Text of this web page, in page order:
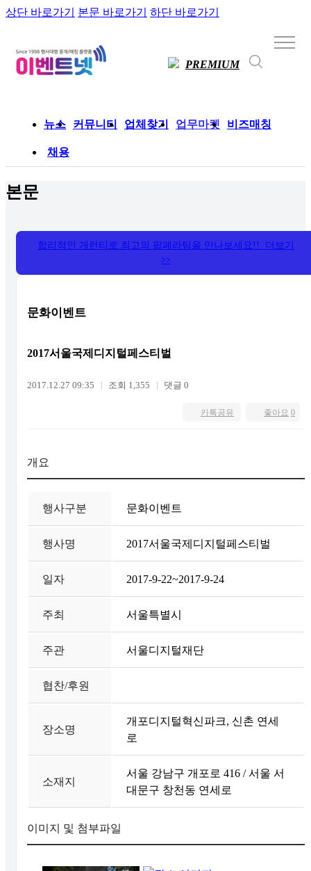
상단 바로가기 본문 바로가기 하단 바로가기
PREMIUM
뉴스 커뮤니티 업체찾기 업무마켓 비즈매칭
채용
본문
합리적인 개런티로 최고의 팝페라팀을 만나보세요!! 더보기
>>
문화이벤트
2017서울국제디지털페스티벌
2017.12.27 09:35 조회 1,355 댓글 0
좋아요 0
카톡공유
개요
행사구분 문화이벤트
행사명 2017서울국제디지털페스티벌
일자 2017-9-22~2017-9-24
주최 서울특별시
주관 서울디지털재단
협찬/후원
장소명
개포디지털혁신파크, 신촌 연세
로
소재지
서울 강남구 개포로 416 / 서울 서
대문구 창천동 연세로
이미지 및 첨부파일